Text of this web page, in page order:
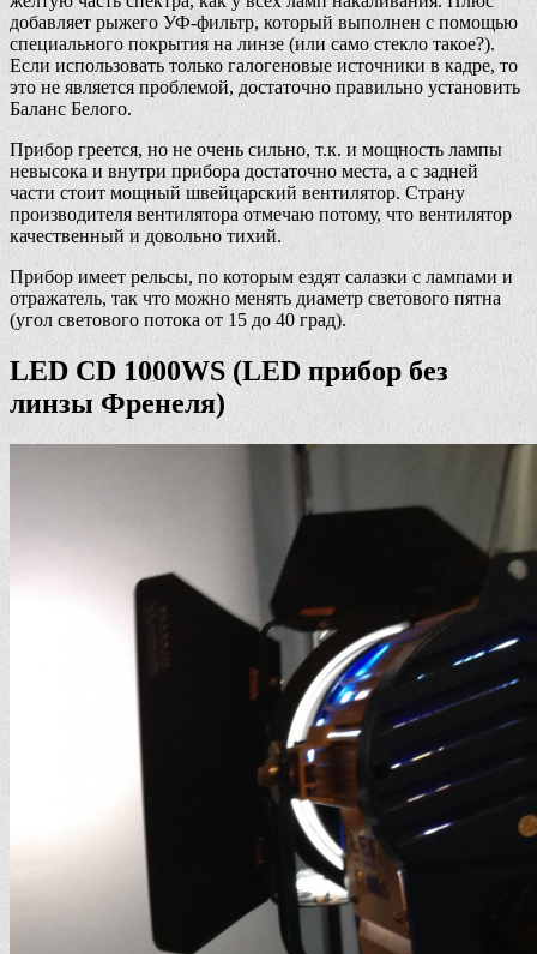
добавляет рыжего УФ-фильтр, который выполнен с помощью
специального покрытия на линзе (или само стекло такое?).
Если использовать только галогеновые источники в кадре, то
это не является проблемой, достаточно правильно установить
Баланс Белого.
Прибор греется, но не очень сильно, т.к. и мощность лампы
невысока и внутри прибора достаточно места, а с задней
части стоит мощный швейцарский вентилятор. Страну
производителя вентилятора отмечаю потому, что вентилятор
качественный и довольно тихий.
Прибор имеет рельсы, по которым ездят салазки с лампами и
отражатель, так что можно менять диаметр светового пятна
(угол светового потока от 15 до 40 град).
LED CD 1000WS (LED прибор без
линзы Френеля)